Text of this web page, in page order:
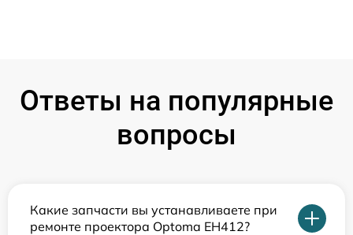
Ответы на популярные
вопросы
Какие запчасти вы устанавливаете при
ремонте проектора Optoma EH412?